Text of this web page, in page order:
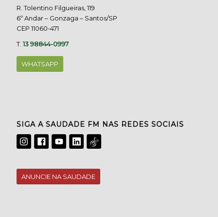
R. Tolentino Filgueiras, 119
6º Andar – Gonzaga – Santos/SP
CEP 11060-471
T.13 98844-0997
WHATSAPP
SIGA A SAUDADE FM NAS REDES SOCIAIS
ANUNCIE NA SAUDADE